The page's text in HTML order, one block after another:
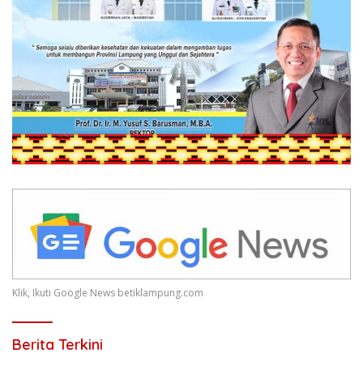
Klik, Ikuti Google News betiklampung.com
Berita Terkini